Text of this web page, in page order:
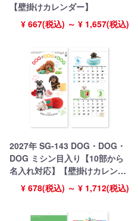
【壁掛けカレンダー】
¥ 667(税込) ～ ¥ 1,657(税込)
2027年 SG-143 DOG・DOG・
DOG ミシン目入り【10部から
名入れ対応】【壁掛けカレンダ
ー】¥ 678(税込) ～ ¥ 1,712(税込)